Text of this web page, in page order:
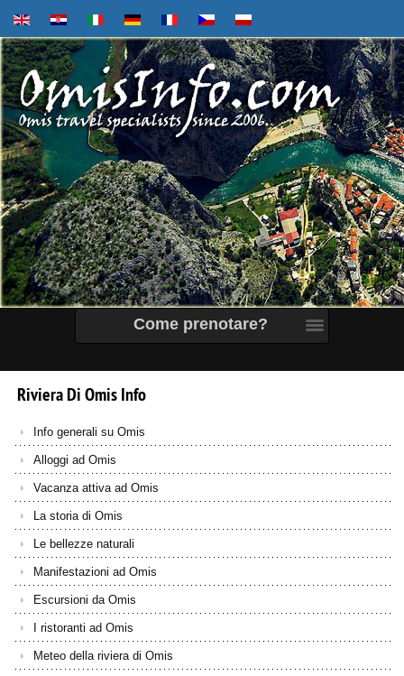
Come prenotare?
RivieraDiOmisInfo
Info generali su Omis
Alloggi ad Omis
Vacanza attiva ad Omis
La storia di Omis
Le bellezze naturali
Manifestazioni ad Omis
Escursioni da Omis
I ristoranti ad Omis
Meteo della riviera di Omis